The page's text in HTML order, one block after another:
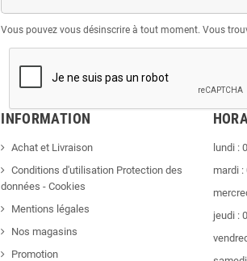
Vous pouvez vous désinscrire à tout moment. Vous
INFORMATION
Achat et Livraison
Conditions d'utilisation Protection des
données - Cookies
Mentions légales
Nos magasins
Promotion
lundi :
mardi :
jeudi :